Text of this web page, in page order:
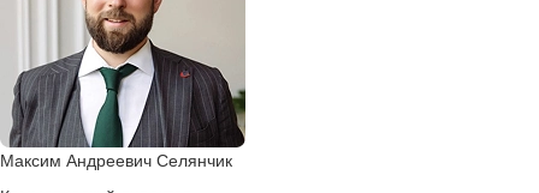
Максим Андреевич Селянчик